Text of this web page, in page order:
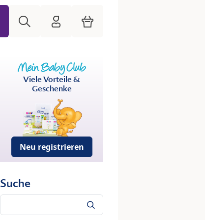
HiPP Mein Babyclub
Warenkorb
Viele Vorteile &
Geschenke
Neu registrieren
Suche